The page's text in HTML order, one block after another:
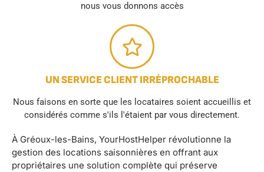
nous vous donnons accès
UN SERVICE CLIENT IRRÉPROCHABLE
Nous faisons en sorte que les locataires soient accueillis et
considérés comme s'ils l'étaient par vous directement.
À Gréoux-les-Bains, YourHostHelper révolutionne la
gestion des locations saisonnières en offrant aux
propriétaires une solution complète qui préserve